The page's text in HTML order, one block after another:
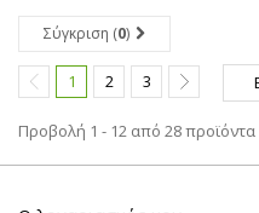
Σύγκριση (0)
1 2 3
Προβολή 1 - 12 από 28 προϊόντα